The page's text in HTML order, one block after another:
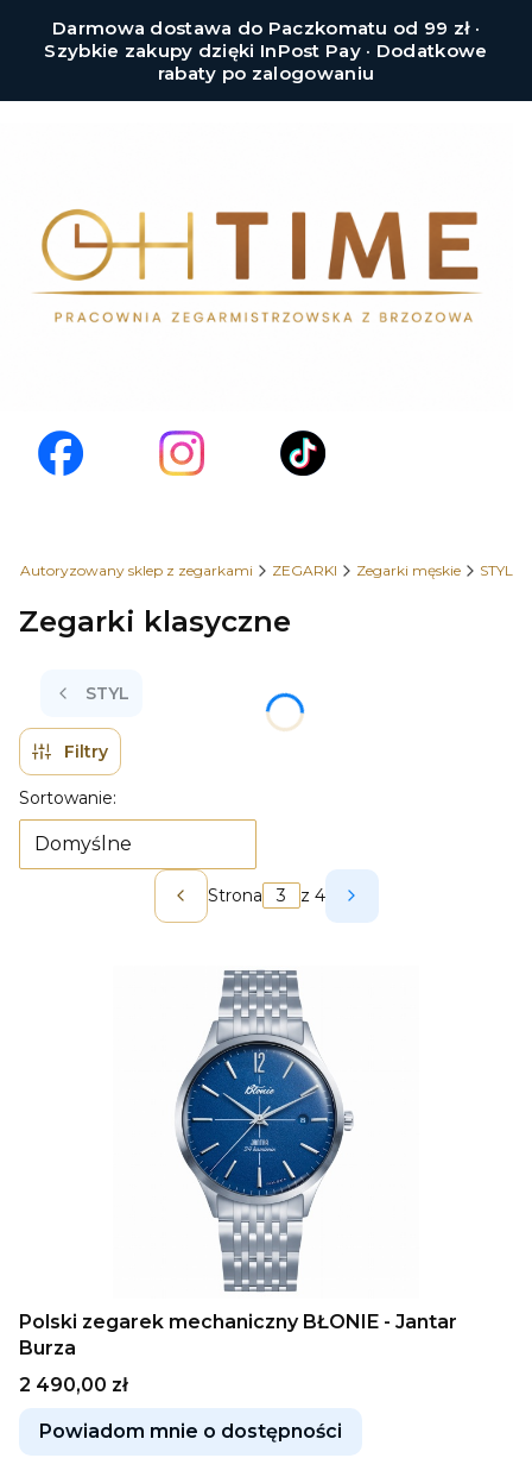
Darmowa dostawa do Paczkomatu od 99 zł ·
Szybkie zakupy dzięki InPost Pay · Dodatkowe
rabaty po zalogowaniu
- Autoryzowany sklep z zegarkami ZEGARKI Zegarki męskie STYL
Zegarki klasyczne
STYL
Filtry
Lista produktów
Sortowanie:
Domyślne
Poprzednie produkty
Strona z 4 Następne
Polski zegarek mechaniczny BŁONIE - Jantar
Burza
Cena
2 490,00 zł
Powiadom mnie o dostępności